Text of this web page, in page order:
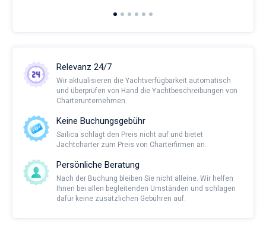
Relevanz 24/7
Wir aktualisieren die Yachtverfügbarkeit automatisch
und überprüfen von Hand die Yachtbeschreibungen von
Charterunternehmen.
Keine Buchungsgebühr
Sailica schlägt den Preis nicht auf und bietet
Jachtcharter zum Preis von Charterfirmen an.
Persönliche Beratung
Nach der Buchung bleiben Sie nicht alleine. Wir helfen
Ihnen bei allen begleitenden Umständen und schlagen
dafür keine zusätzlichen Gebühren auf.